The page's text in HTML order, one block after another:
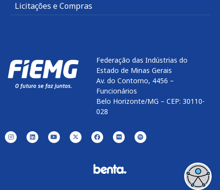
Licitações e Compras
Federação das Indústrias do
Estado de Minas Gerais
Av. do Contorno, 4456 –
Funcionários
Belo Horizonte/MG – CEP: 30110-
028